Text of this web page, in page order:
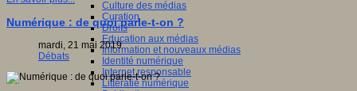
Culture des médias
Curation
Droits
Education aux médias
Information et nouveaux médias
Identité numérique
Internet responsable
Littératie numérique
Numérique : de quoi parle-t-on ?
mardi, 21 mai 2019
Débats